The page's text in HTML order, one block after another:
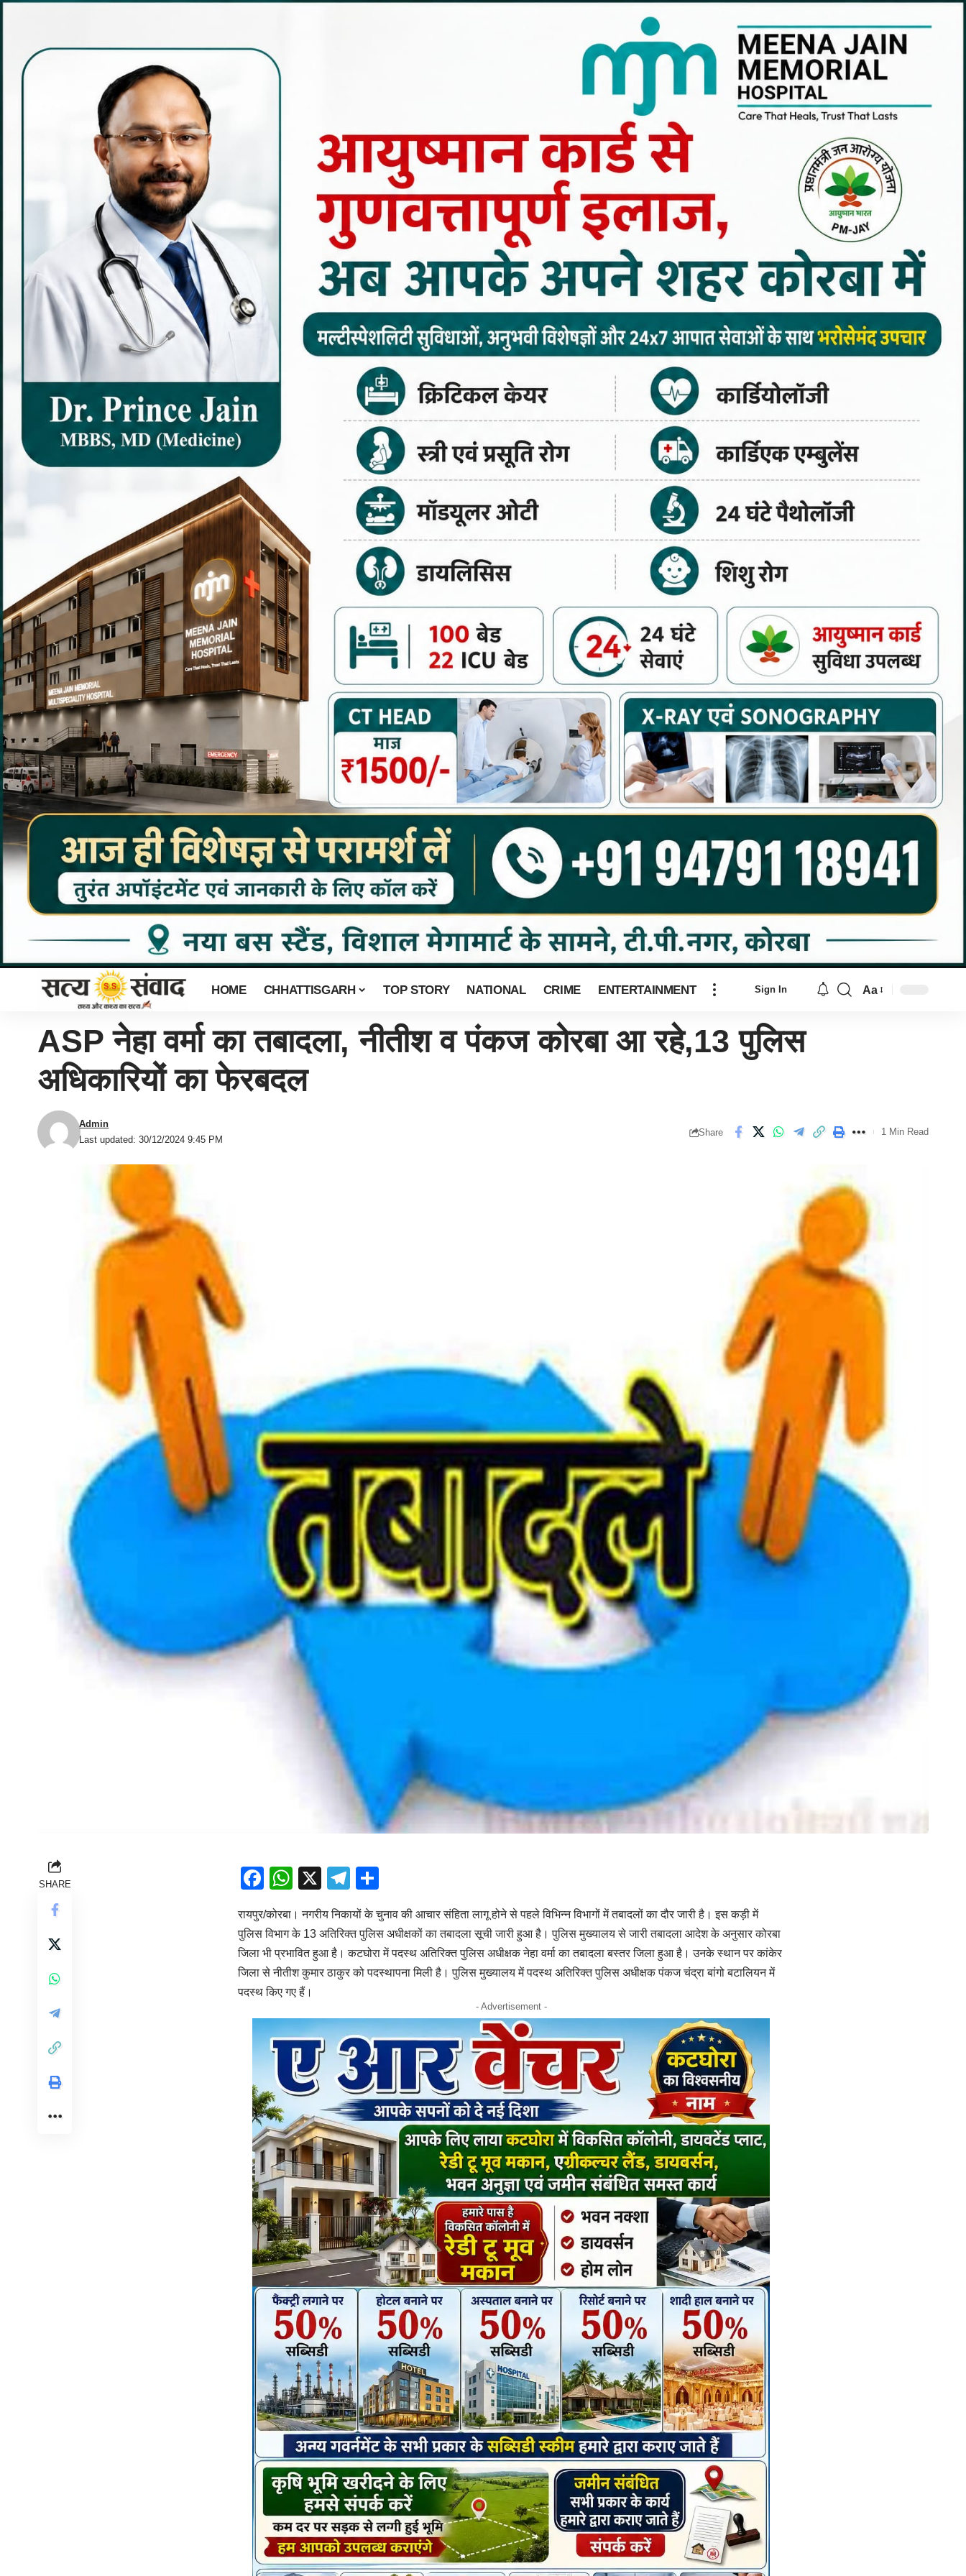
HOME CHHATTISGARH TOP STORY NATIONAL CRIME ENTERTAINMENT Sign In Aa
ASP नेहा वर्मा का तबादला, नीतीश व पंकज कोरबा आ रहे,13 पुलिस
अधिकारियों का फेरबदल
Last updated: 30/12/2024 9:45 PM
Admin
Share 1 Min Read
SHARE Facebook
WhatsApp
X Telegram
रायपुर/कोरबा। नगरीय निकायों के चुनाव की आचार संहिता लागू होने से पहले विभिन्न विभागों में तबादलों का दौर जारी है। इस कड़ी में
पुलिस विभाग के 13 अतिरिक्त पुलिस अधीक्षकों का तबादला सूची जारी हुआ है। पुलिस मुख्यालय से जारी तबादला आदेश के अनुसार कोरबा
जिला भी प्रभावित हुआ है। कटघोरा में पदस्थ अतिरिक्त पुलिस अधीक्षक नेहा वर्मा का तबादला बस्तर जिला हुआ है। उनके स्थान पर कांकेर
जिला से नीतीश कुमार ठाकुर को पदस्थापना मिली है। पुलिस मुख्यालय में पदस्थ अतिरिक्त पुलिस अधीक्षक पंकज चंद्रा बांगो बटालियन में
पदस्थ किए गए हैं।
- Advertisement -